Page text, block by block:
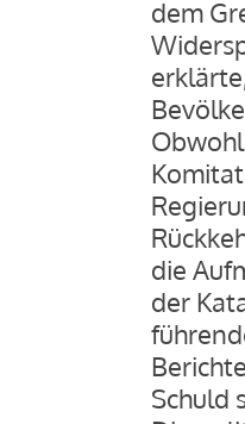
dem
die
der
Schuld